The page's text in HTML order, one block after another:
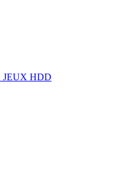
HDD